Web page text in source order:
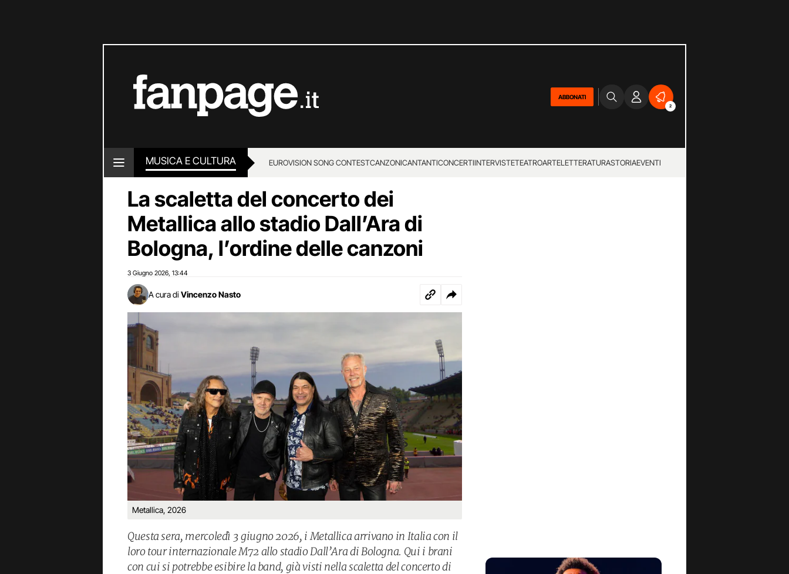
ABBONATI
2
MUSICA E CULTURA EUROVISION SONG CONTESTCANZONICANTANTICONCERTIINTERVISTETEATROARTELETTERATURASTORIAEVENTI
La scaletta del concerto dei
Metallica allo stadio Dall’Ara di
Bologna, l’ordine delle canzoni
3 Giugno 2026 13:44
A cura di Vincenzo Nasto
Metallica, 2026
Questa sera, mercoledì 3 giugno 2026, i Metallica arrivano in Italia con il
loro tour internazionale M72 allo stadio Dall’Ara di Bologna. Qui i brani
con cui si potrebbe esibire la band, già visti nella scaletta del concerto di